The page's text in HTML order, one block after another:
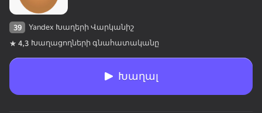
39
Yandex Խաղերի Վարկանիշ
4,3 Խաղացողների գնահատականը
Խաղալ